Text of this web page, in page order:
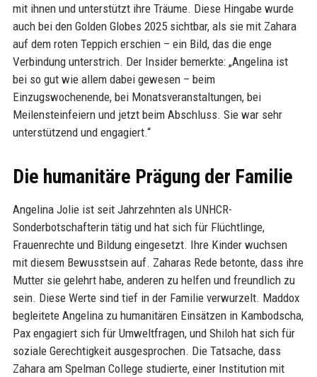
mit ihnen und unterstützt ihre Träume. Diese Hingabe wurde
auch bei den Golden Globes 2025 sichtbar, als sie mit Zahara
auf dem roten Teppich erschien – ein Bild, das die enge
Verbindung unterstrich. Der Insider bemerkte: „Angelina ist
bei so gut wie allem dabei gewesen – beim
Einzugswochenende, bei Monatsveranstaltungen, bei
Meilensteinfeiern und jetzt beim Abschluss. Sie war sehr
unterstützend und engagiert.“
Die humanitäre Prägung der Familie
Angelina Jolie ist seit Jahrzehnten als UNHCR-
Sonderbotschafterin tätig und hat sich für Flüchtlinge,
Frauenrechte und Bildung eingesetzt. Ihre Kinder wuchsen
mit diesem Bewusstsein auf. Zaharas Rede betonte, dass ihre
Mutter sie gelehrt habe, anderen zu helfen und freundlich zu
sein. Diese Werte sind tief in der Familie verwurzelt. Maddox
begleitete Angelina zu humanitären Einsätzen in Kambodscha,
Pax engagiert sich für Umweltfragen, und Shiloh hat sich für
soziale Gerechtigkeit ausgesprochen. Die Tatsache, dass
Zahara am Spelman College studierte, einer Institution mit